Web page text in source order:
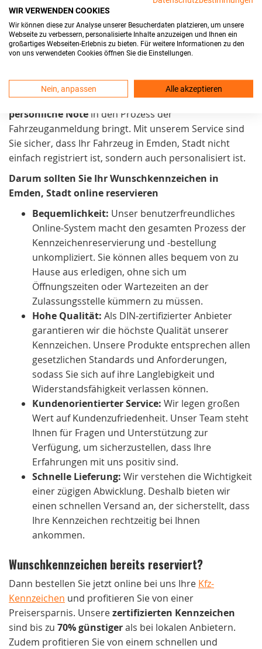
Kundenzufriedenheitund Benutzerfreundlichkeit ein.
Unser Ziel ist es, den
Kennzeichenreservierungsprozessmöglichst einfach
zu gestalten. Daher arbeiten wir kontinuierlich daran,
darauf, in Emden, Stadt einen Service anzubieten, der
praktisch und zeitsparend. Außerdem auch eine
persönliche Note in den Prozess der
Fahrzeuganmeldung bringt. Mit unserem Service sind
Sie sicher, dass Ihr Fahrzeug in Emden, Stadt nicht
einfach registriert ist, sondern auch personalisiert ist.
Darum sollten Sie Ihr Wunschkennzeichen in
Emden, Stadt online reservieren
Bequemlichkeit: Unser benutzerfreundliches
Online-System macht den gesamten Prozess der
Kennzeichenreservierung und -bestellung
unkompliziert. Sie können alles bequem von zu
Hause aus erledigen, ohne sich um
Öffnungszeiten oder Wartezeiten an der
Zulassungsstelle kümmern zu müssen.
Hohe Qualität: Als DIN-zertifizierter Anbieter
garantieren wir die höchste Qualität unserer
Kennzeichen. Unsere Produkte entsprechen allen
gesetzlichen Standards und Anforderungen,
sodass Sie sich auf ihre Langlebigkeit und
Widerstandsfähigkeit verlassen können.
Kundenorientierter Service: Wir legen großen
Wert auf Kundenzufriedenheit. Unser Team steht
Ihnen für Fragen und Unterstützung zur
Verfügung, um sicherzustellen, dass Ihre
Erfahrungen mit uns positiv sind.
Schnelle Lieferung: Wir verstehen die Wichtigkeit
einer zügigen Abwicklung. Deshalb bieten wir
einen schnellen Versand an, der sicherstellt, dass
Ihre Kennzeichen rechtzeitig bei Ihnen
ankommen.
Wunschkennzeichen bereits reserviert?
Dann bestellen Sie jetzt online bei uns Ihre Kfz-
Kennzeichen und profitieren Sie von einer
Preisersparnis. Unserezertifizierten Kennzeichen
sind bis zu 70% günstigerals bei lokalen Anbietern.
Zudem profitieren Sie von einem schnellen und
WIR VERWENDEN COOKIES
Wir können diese zur Analyse unserer Besucherdaten platzieren, um unsere
Webseite zu verbessern, personalisierte Inhalte anzuzeigen und Ihnen ein
großartiges Webseiten-Erlebnis zu bieten. Für weitere Informationen zu den
von uns verwendeten Cookies öffnen Sie die Einstellungen.
Nein, anpassen Alle akzeptieren